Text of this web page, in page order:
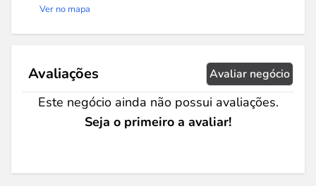
Ver no mapa
Avaliações Avaliar negócio
Este negócio ainda não possui avaliações.
Seja o primeiro a avaliar!